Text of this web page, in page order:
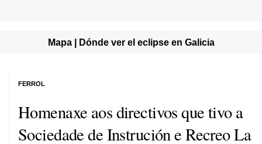
Mapa | Dónde ver el eclipse en Galicia
Homenaxe aos directivos que tivo a
Sociedade de Instrución e Recreo La
FERROL